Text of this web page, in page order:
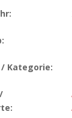
Kategorie: